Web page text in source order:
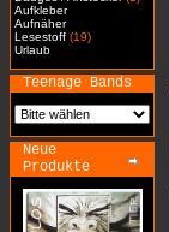
Aufkleber
Aufnäher
Lesestoff (19)
Urlaub
Teenage Bands
Neue
Produkte